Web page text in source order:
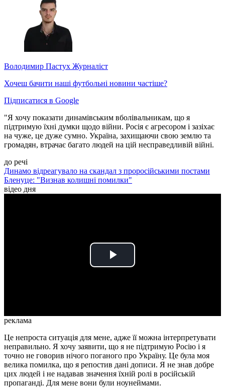
Володимир Пастух Журналіст
Хочеш бачити наші футбольні новини частіше?
Підписатися в Google
"Я хочу показати динамівським вболівальникам, що я
підтримую їхні думки щодо війни. Росія є агресором і зазіхає
на чуже, це дуже сумно. Україна, захищаючи свою землю та
громадян, втрачає багато людей на цій несправедливій війні.
до речі
Динамо відреагувало на скандал з проросійськими постами
Бленуце: "Визнав колишні помилки"
відео дня
Play
реклама
Це непроста ситуація для мене, адже її можна інтерпретувати
неправильно. Я хочу заявити, що я не підтримую Росію і я
точно не говорив нічого поганого про Україну. Це була моя
велика помилка, що я репостив дані дописи. Я не знав добре
цих людей і не надавав значення їхній ролі в російській
пропаганді. Для мене вони були ноунеймами.